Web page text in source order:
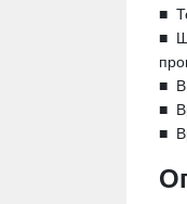
■
■
■
■
■